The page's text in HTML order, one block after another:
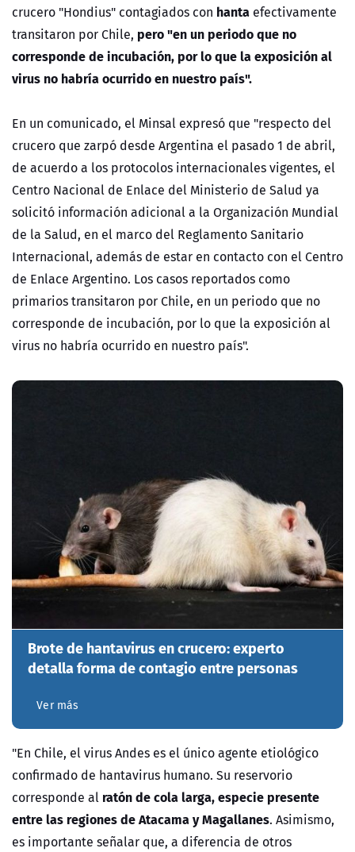
crucero "Hondius" contagiados con hanta efectivamente
transitaron por Chile, pero "en un periodo que no
corresponde de incubación, por lo que la exposición al
virus no habría ocurrido en nuestro país".
En un comunicado, el Minsal expresó que "respecto del
crucero que zarpó desde Argentina el pasado 1 de abril,
de acuerdo a los protocolos internacionales vigentes, el
Centro Nacional de Enlace del Ministerio de Salud ya
solicitó información adicional a la Organización Mundial
de la Salud, en el marco del Reglamento Sanitario
Internacional, además de estar en contacto con el Centro
de Enlace Argentino. Los casos reportados como
primarios transitaron por Chile, en un periodo que no
corresponde de incubación, por lo que la exposición al
virus no habría ocurrido en nuestro país".
Brote de hantavirus en crucero: experto
detalla forma de contagio entre personas
Ver más
"En Chile, el virus Andes es el único agente etiológico
confirmado de hantavirus humano. Su reservorio
corresponde al ratón de cola larga, especie presente
entre las regiones de Atacama y Magallanes. Asimismo,
es importante señalar que, a diferencia de otros